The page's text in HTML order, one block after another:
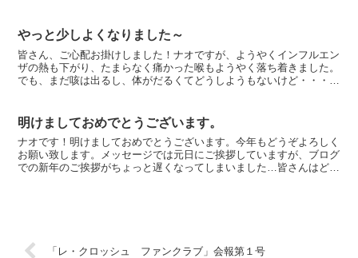
やっと少しよくなりました～
皆さん、ご心配お掛けしました！ナオですが、ようやくインフルエン
ザの熱も下がり、たまらなく痛かった喉もようやく落ち着きました。
でも、まだ咳は出るし、体がだるくてどうしようもないけど・・・
明けましておめでとうございます。
ナオです！明けましておめでとうございます。今年もどうぞよろしく
お願い致します。メッセージでは元日にご挨拶していますが、ブログ
での新年のご挨拶がちょっと遅くなってしまいました…皆さんはどの
「レ・クロッシュ ファンクラブ」会報第１号